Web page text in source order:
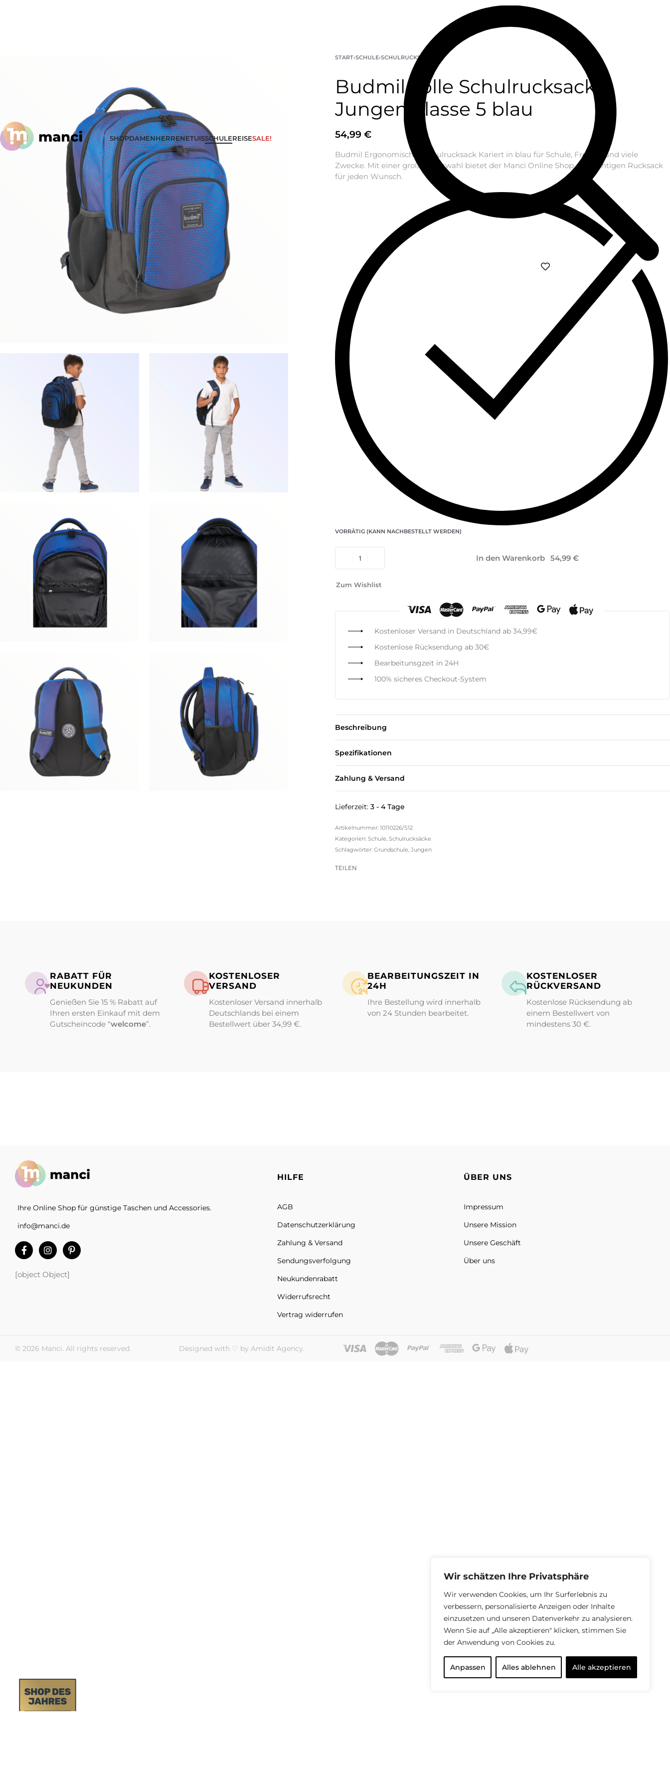
Wir schätzen Ihre Privatsphäre
Wir verwenden Cookies, um Ihr Surferlebnis zu
verbessern, personalisierte Anzeigen oder Inhalte
einzusetzen und unseren Datenverkehr zu analysieren.
Wenn Sie auf „Alle akzeptieren" klicken, stimmen Sie
der Anwendung von Cookies zu.
Anpassen Alles ablehnen Alle akzeptieren
SHOPDAMENHERRENETUISSCHULEREISESALE!
START›SCHULE›SCHULRUCKSÄCKE
Budmil Tolle Schulrucksack
Jungen klasse 5 blau
54,99 €
Budmil Ergonomischer Schulrucksack Kariert in blau für Schule, Freizeit und viele
Zwecke. Mit einer großen Auswahl bietet der Manci Online Shop den richtigen Rucksack
für jeden Wunsch.
VORRÄTIG (KANN NACHBESTELLT WERDEN)
In den Warenkorb
Zum Wishlist
Kostenloser Versand in Deutschland ab 34,99€
Kostenlose Rücksendung ab 30€
Bearbeitunsgzeit in 24H
100% sicheres Checkout-System
Beschreibung
Spezifikationen
Zahlung & Versand
Lieferzeit: 3 - 4 Tage
10110226/S12
Kategorien: Schule, Schulrucksäcke
Schlagwörter: Grundschule, Jungen
TEILEN
RABATT FÜR
NEUKUNDEN
Genießen Sie 15 % Rabatt auf
Ihren ersten Einkauf mit dem
Gutscheincode “welcome”.
KOSTENLOSER
VERSAND
Kostenloser Versand innerhalb
Deutschlands bei einem
Bestellwert über 34,99 €.
BEARBEITUNGS­ZEIT IN
24H
Ihre Bestellung wird innerhalb
von 24 Stunden bearbeitet.
KOSTENLOSER
RÜCKVERSAND
Kostenlose Rücksendung ab
einem Bestellwert von
mindestens 30 €.
Ihre Online Shop für günstige Taschen und Accessories.
info@manci.de
[object Object]
HILFE
AGB
Datenschutz­erklärung
Zahlung & Versand
Sendungs­verfolgung
Neukundenrabatt
Widerrufsrecht
Vertrag widerrufen
ÜBER UNS
Impressum
Unsere Mission
Unsere Geschäft
Über uns
© 2026 Manci. All rights reserved. Designed with ♡ by Amidit Agency.